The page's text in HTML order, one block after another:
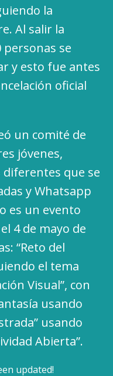
la
Al salir la
personas se
y esto fue antes
oficial
un comité de
jóvenes,
diferentes que se
y Whatsapp
es un evento
4 de mayo de
“Reto del
el tema
Visual”, con
usando
usando
Abierta”.
updated!